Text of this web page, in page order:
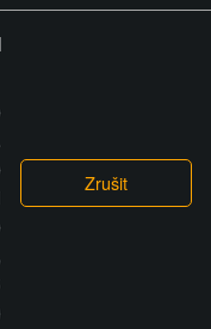
To jen